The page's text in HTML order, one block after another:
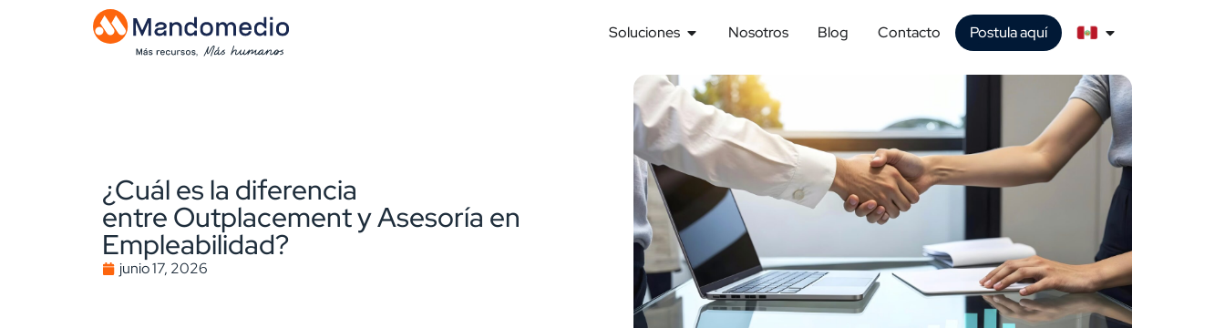
Soluciones Nosotros Blog Contacto Postula aquí
¿Cuál es la diferencia
entre Outplacement y Asesoría en
Empleabilidad?
junio 17, 2026